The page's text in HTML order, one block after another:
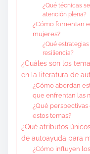
¿Qué técnicas
atención plena?
¿Cómo fomentan
mujeres?
¿Qué
resiliencia?
¿Cuáles son los
en la literatura de
¿Cómo abordan
que enfrentan las
¿Qué
estos temas?
¿Qué atributos
de autoayuda para
¿Cómo influyen